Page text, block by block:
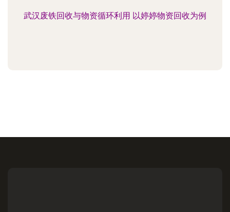
武汉废铁回收与物资循环利用 以婷婷物资回收为例